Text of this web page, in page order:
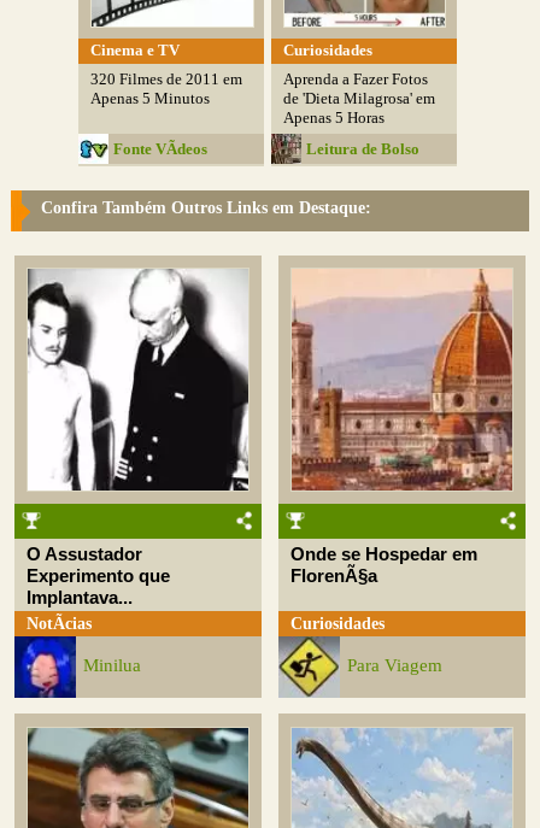
Cinema e TV
320 Filmes de 2011 em
Apenas 5 Minutos
Fonte VÃ­deos
Curiosidades
Aprenda a Fazer Fotos
de 'Dieta Milagrosa' em
Apenas 5 Horas
Leitura de Bolso
Confira Também Outros Links em Destaque:
O Assustador
Experimento que
Implantava...
NotÃ­cias
Minilua
Onde se Hospedar em
FlorenÃ§a
Curiosidades
Para Viagem